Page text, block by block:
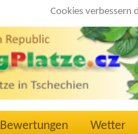
Cookies verbessern
Bewertungen Wetter